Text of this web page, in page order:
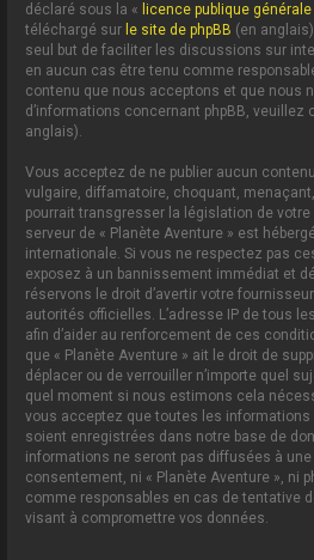
déclaré sous la « licence publique générale
téléchargé sur le site de phpBB (en
seul but de faciliter les discussions sur
en aucun cas être tenu comme
contenu que nous acceptons et que nous
d’informations concernant phpBB, veuillez
anglais).
Vous acceptez de ne publier aucun
vulgaire, diffamatoire, choquant,
pourrait transgresser la législation de
serveur de « Planète Aventure » est
internationale. Si vous ne respectez pas
exposez à un bannissement immédiat et
réservons le droit d’avertir votre
autorités officielles. L’adresse IP de tous
afin d’aider au renforcement de ces
que « Planète Aventure » ait le droit de
déplacer ou de verrouiller n’importe quel
quel moment si nous estimons cela
vous acceptez que toutes les
soient enregistrées dans notre base de
informations ne seront pas diffusées à
consentement, ni « Planète Aventure », ni
comme responsables en cas de tentative
visant à compromettre vos données.